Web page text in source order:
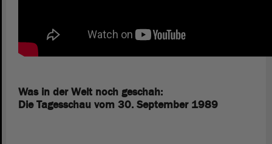
Was in der Welt noch geschah:
Die Tagesschau vom 30. September 1989